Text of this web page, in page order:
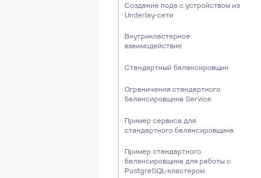
Создание пода c устройством из
Underlay-сети
Внутрикластерное
взаимодействие
Стандартный балансировщик
Ограничения стандартного
балансировщика Service
Пример сервиса для
стандартного балансировщика
Пример стандартного
балансировщика для работы с
PostgreSQL-кластером